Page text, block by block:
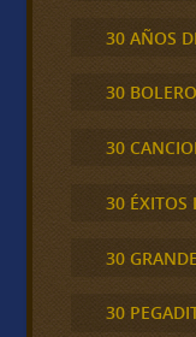
30 AÑOS
30
30
30 ÉXITOS
30
30